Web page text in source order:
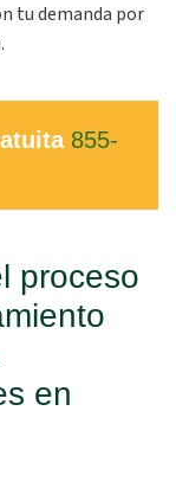
tu demanda por
855-
proceso
en